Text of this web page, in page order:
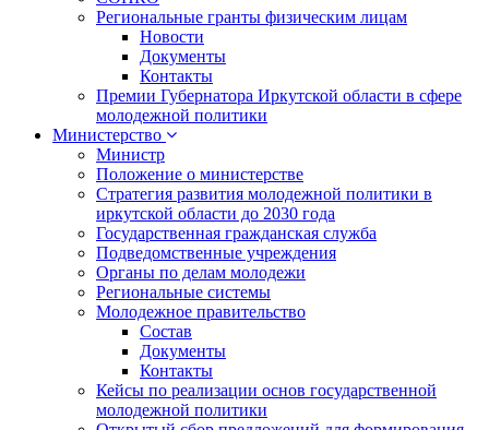
Региональные гранты физическим лицам
Новости
Документы
Контакты
Премии Губернатора Иркутской области в сфере
молодежной политики
Министерство
Министр
Положение о министерстве
Стратегия развития молодежной политики в
иркутской области до 2030 года
Государственная гражданская служба
Подведомственные учреждения
Органы по делам молодежи
Региональные системы
Молодежное правительство
Состав
Документы
Контакты
Кейсы по реализации основ государственной
молодежной политики